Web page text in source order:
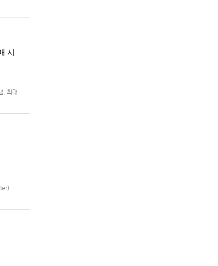
시
, 최대